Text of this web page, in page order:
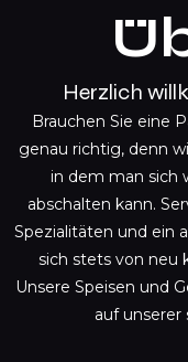
Herzlich
Brauchen Sie eine
genau richtig, denn
in dem man sich
abschalten kann.
Spezialitäten und ein
sich stets von neu
Unsere Speisen und
auf unserer